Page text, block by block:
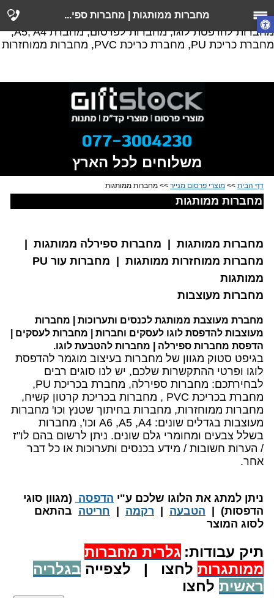
מחברות ממוחזרות, הדפסת מחברות, מחברות ממוחזרות,
מחברות להדפסת לוגו, מחברות לפרסום, מחברת A5, A4,
מחברת כריכת PU, מחברת כריכת PVC, מחברות ממוחזרות
מחברות ממותגות | מחברות ספי...
משלוחים לכל הארץ
דף הבית >> מוצרי פרסום מנייר >> מחברות ממותגות
מחברות ממותגות
מחברות ממותגות | מחברות ספירלה ממותגות |
מחברות ממוחזרות ממותגות | מחברות עור PU
ממותגות
מחברות מעוצבות
מחברת מעוצבת ממותגת לכנסים ותערוכות | מחברות
מעוצבות להדפסת לוגו לעסקים וחברות | מחברות לעסקים |
הדפסת מחברות ספירלה | מחברות להטבעת לוגו.
בגיפט סטוק מגוון של מחברות בעיצוב מוגמר להדפסת
לוגו ופרטי ההתקשרות שלכם, יש לנו סוגים רבים
לבחירתכם: מחברות ספירלה, מחברת בכריכת PU
,
מחברת בכריכת PVC , מחברות בכריכת קרטון קשיח,
מחברות ממוחזרות, מחברות בחיתוך שטנץ וכו' מחברות
מעוצבות בגדלים שונים: A4
,
A5
,
A6 וכו', מחברות
בשלל צבעים ומחומרי גלם שונים. ניתן לרשום בהם לו"ז
/ הערות חשובות / מידע בכנסים ותערוכות או כל דבר
אחר.
​ניתן למתג את הלוגו שלכם ע"י הדפסה (מגוון סוגי
הדפסות) | הטבעה רקמה חריטה בהתאם
לסוג המוצר
תיק עבודות: גלרית מחברות
ממותגרות לחצו | לצפייה בגלריה
ראשית לחצו